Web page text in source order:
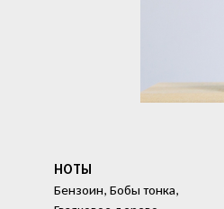
НОТЫ
Бензоин, Бобы тонка,